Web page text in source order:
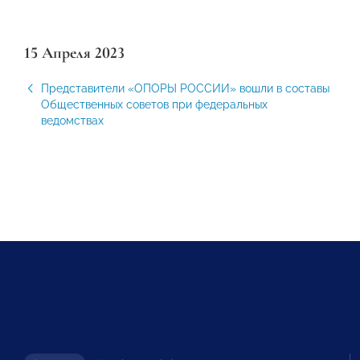
15 Апреля 2023
Представители «ОПОРЫ РОССИИ» вошли в составы
Общественных советов при федеральных
ведомствах